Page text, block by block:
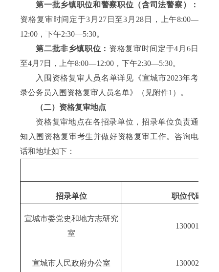
第一批乡镇职位和警察职位（含司法警察）：
资格复审时间定于3月27日至3月28日，上午8:00—
12:00，下午2:30—5:30。
第二批非乡镇职位： 资格复审时间定于4月6日
至4月7日，上午8:00—12:00，下午2:30—5:30。
入围资格复审人员名单详见《宣城市2023年考
录公务员入围资格复审人员名单》（见附件1）。
（二）资格复审地点
资格复审地点在各招录单位，招录单位负责通
知入围资格复审考生并做好资格复审工作。咨询电
话和地址如下：
招录单位 职位代码
宣城市委党史和地方志研究
室
130001
宣城市人民政府办公室 130002